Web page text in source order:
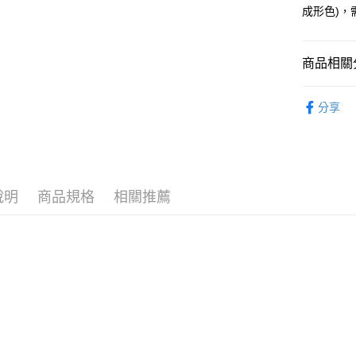
完成交易。
3.實際核
無法說明
醒簡訊。
2.透過簡
運送方式
每筆
每筆
成形色)，
商品相關
分享
明 商品規格 相關推薦